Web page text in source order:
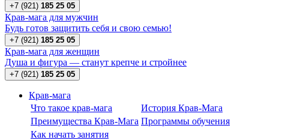
+7 (921) 185 25 05
Крав-мага для мужчин
Будь готов защитить себя и свою семью!
+7 (921) 185 25 05
Крав-мага для женщин
Душа и фигура — станут крепче и стройнее
+7 (921) 185 25 05
Крав-мага
Что такое крав-мага
История Крав-Мага
Преимущества Крав-Мага Программы обучения
Как начать занятия